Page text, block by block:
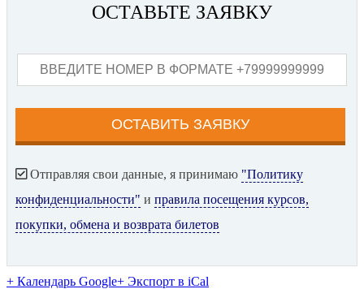
ОСТАВЬТЕ ЗАЯВКУ
Отправляя свои данные, я принимаю "Политику
конфиденциальности" и правила посещения курсов,
покупки, обмена и возврата билетов
+ Календарь Google+ Экспорт в iCal